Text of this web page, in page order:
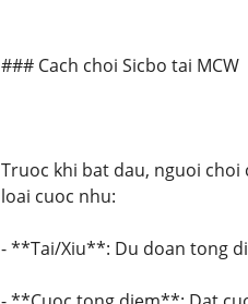
### Cach choi Sicbo tai MCW
Truoc khi bat dau, nguoi choi
loai cuoc nhu:
- **Tai/Xiu**: Du doan tong